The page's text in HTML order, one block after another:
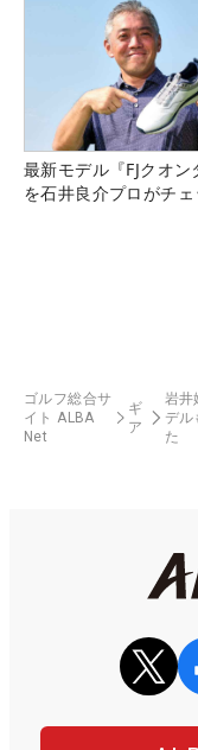
最新モデル『FJクオン
を石井良介プロがチェ
ゴルフ総合サ
イト ALBA
Net
ギ
ア
岩井
デル
た